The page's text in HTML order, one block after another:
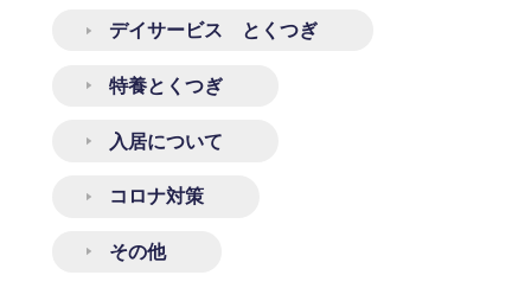
デイサービス とくつぎ
特養とくつぎ
入居について
コロナ対策
その他